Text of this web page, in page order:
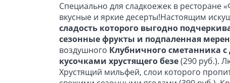
Специально для сладкоежек в ресторане
вкусные и яркие десерты!Настоящим
сладость которого выгодно
сезонные фрукты и подпаленная
воздушного Клубничного сметанника
кусочками хрустящего безе(290 руб.).
Хрустящий мильфей, слои которого